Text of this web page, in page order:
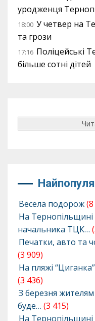
уродженця
18:00 У четвер на
та грози
17:16 Поліцейські
більше сотні дітей
Весела подорож
На
начальника ТЦК…
Печатки, авто та
(3 909)
На пляжі
(3 436)
З березня
буде… (3 415)
На